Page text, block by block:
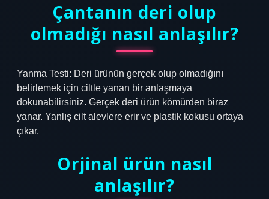
Çantanın deri olup
olmadığı nasıl anlaşılır?
Yanma Testi: Deri ürünün gerçek olup olmadığını
belirlemek için ciltle yanan bir anlaşmaya
dokunabilirsiniz. Gerçek deri ürün kömürden biraz
yanar. Yanlış cilt alevlere erir ve plastik kokusu ortaya
çıkar.
Orjinal ürün nasıl
anlaşılır?